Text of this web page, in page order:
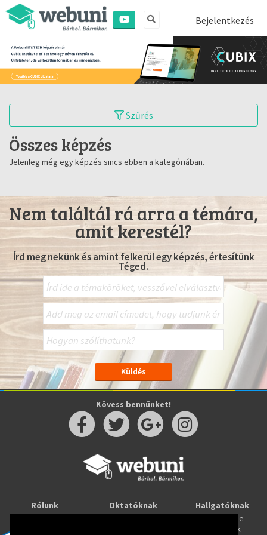
Bejelentkezés
Szűrés
Összes képzés
Jelenleg még egy képzés sincs ebben a kategóriában.
Nem találtál rá arra a témára,
amit kerestél?
Írd meg nekünk és amint felkerül egy képzés, értesítünk
Téged.
Kövess bennünket!
Rólunk
Oktatóknak
Hallgatóknak
Tanulj online
Képzések